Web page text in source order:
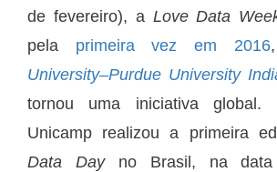
de fevereiro), a Love Data
pela primeira vez em 2016
University–Purdue University
tornou uma iniciativa
Unicamp realizou a primeira
Data
Dayno Brasil, na